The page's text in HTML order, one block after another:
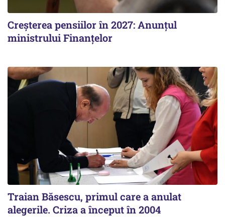
Creșterea pensiilor în 2027: Anunțul
ministrului Finanțelor
Traian Băsescu, primul care a anulat
alegerile. Criza a început în 2004